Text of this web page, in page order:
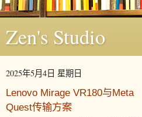
Zen's Studio
2025年5月4日 星期日
Lenovo Mirage VR180与Meta
Quest传输方案